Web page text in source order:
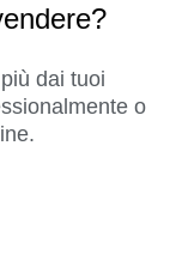
dai tuoi
o